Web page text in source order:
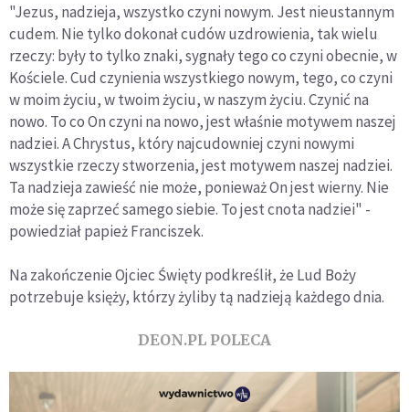
"Jezus, nadzieja, wszystko czyni nowym. Jest nieustannym
cudem. Nie tylko dokonał cudów uzdrowienia, tak wielu
rzeczy: były to tylko znaki, sygnały tego co czyni obecnie, w
Kościele. Cud czynienia wszystkiego nowym, tego, co czyni
w moim życiu, w twoim życiu, w naszym życiu. Czynić na
nowo. To co On czyni na nowo, jest właśnie motywem naszej
nadziei. A Chrystus, który najcudowniej czyni nowymi
wszystkie rzeczy stworzenia, jest motywem naszej nadziei.
Ta nadzieja zawieść nie może, ponieważ On jest wierny. Nie
może się zaprzeć samego siebie. To jest cnota nadziei" -
powiedział papież Franciszek.
Na zakończenie Ojciec Święty podkreślił, że Lud Boży
potrzebuje księży, którzy żyliby tą nadzieją każdego dnia.
DEON.PL POLECA